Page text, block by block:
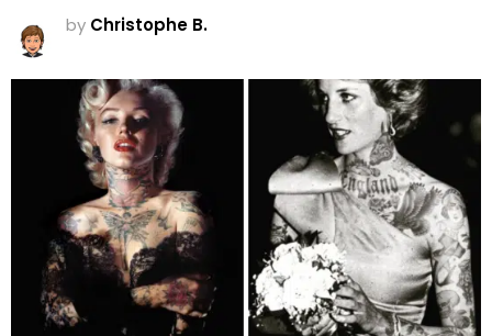
by Christophe B.